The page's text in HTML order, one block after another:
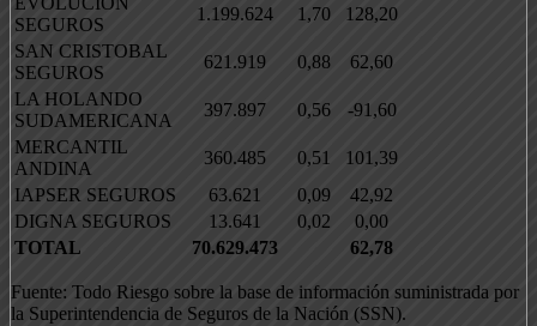
SEGUROS
1.199.624 1,70
128,20
SAN CRISTOBAL
SEGUROS
621.919 0,88
62,60
LA HOLANDO
SUDAMERICANA
397.897 0,56
-91,60
MERCANTIL
ANDINA
360.485 0,51
101,39
IAPSER SEGUROS
63.621 0,09
42,92
DIGNA SEGUROS
13.641 0,02
0,00
TOTAL
70.629.473 62,78
Fuente: Todo Riesgo sobre la base de información suministrada por
la Superintendencia de Seguros de la Nación (SSN).